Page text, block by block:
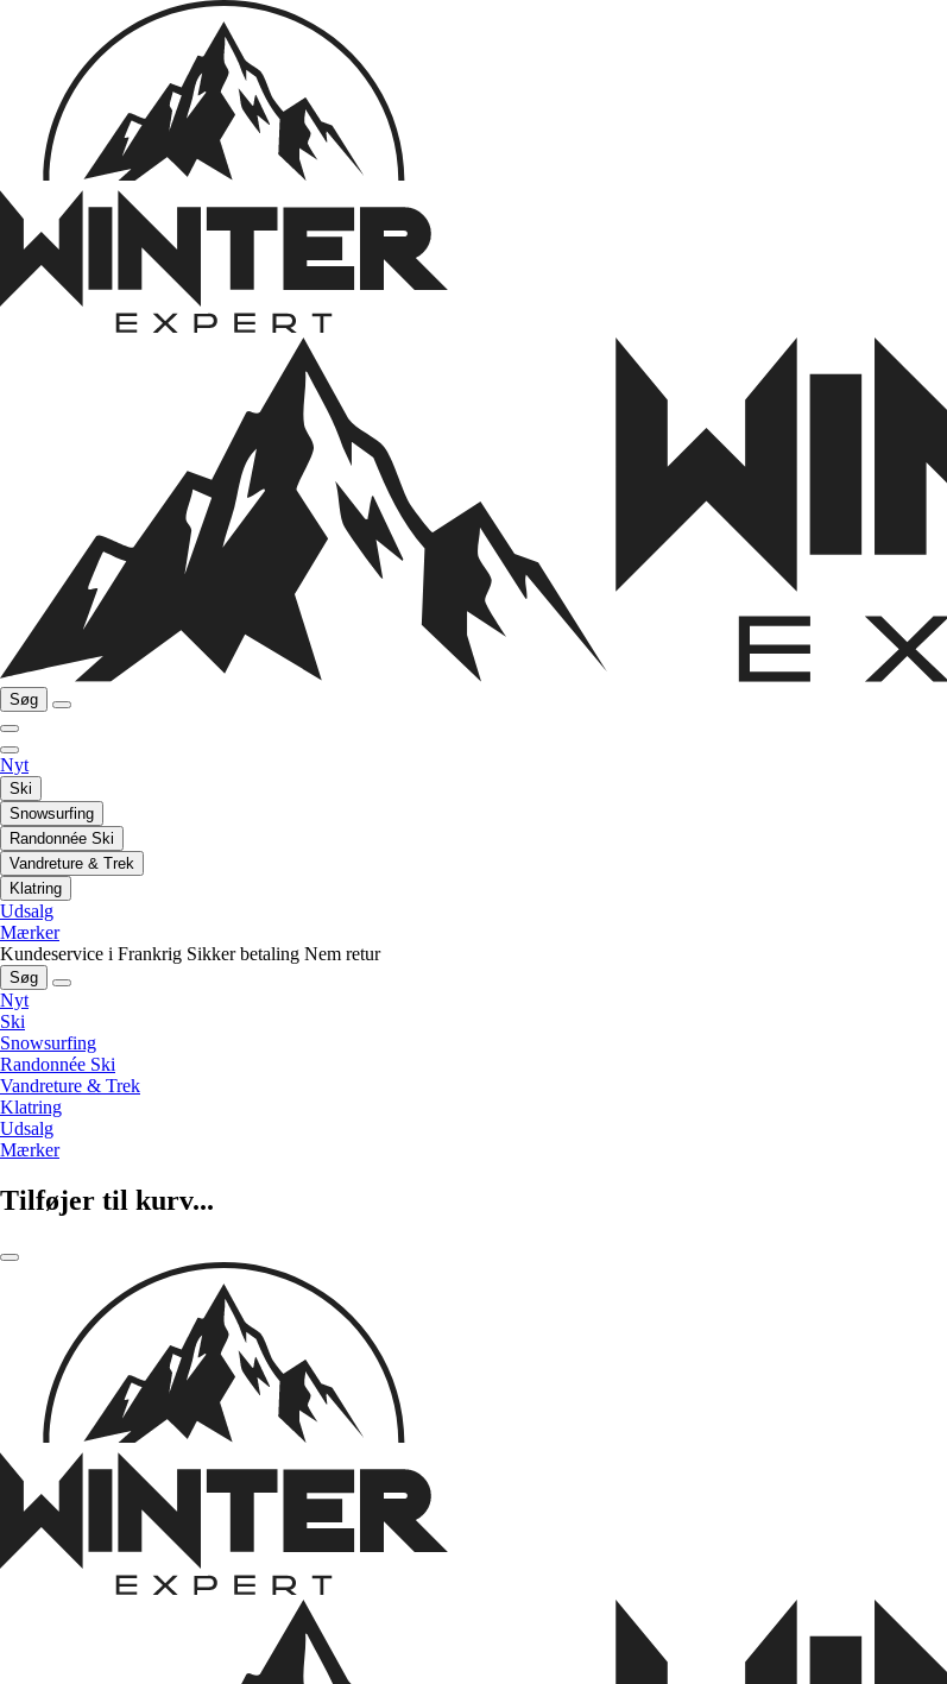
Søg
Nyt
Ski
Snowsurfing
Randonnée Ski
Vandreture & Trek
Klatring
Udsalg
Mærker
Kundeservice i Frankrig Sikker betaling Nem retur
Søg
Nyt
Ski
Snowsurfing
Randonnée Ski
Vandreture & Trek
Klatring
Udsalg
Mærker
Tilføjer til kurv...